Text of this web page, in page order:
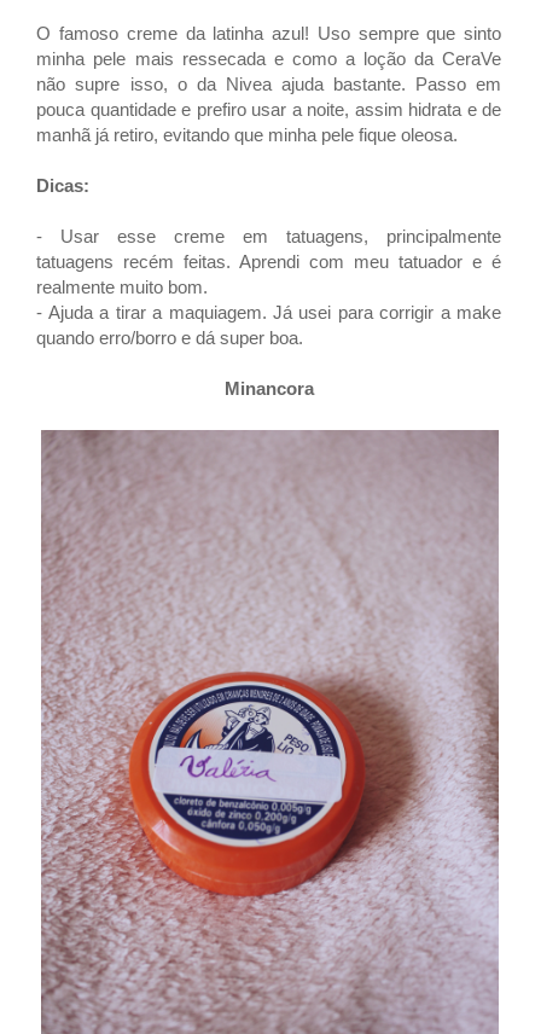
O famoso creme da latinha azul! Uso sempre que sinto
minha pele mais ressecada e como a loção da CeraVe
não supre isso, o da Nivea ajuda bastante. Passo em
pouca quantidade e prefiro usar a noite, assim hidrata e de
manhã já retiro, evitando que minha pele fique oleosa.
Dicas:
- Usar esse creme em tatuagens, principalmente
tatuagens recém feitas. Aprendi com meu tatuador e é
realmente muito bom.
- Ajuda a tirar a maquiagem. Já usei para corrigir a make
quando erro/borro e dá super boa.
Minancora